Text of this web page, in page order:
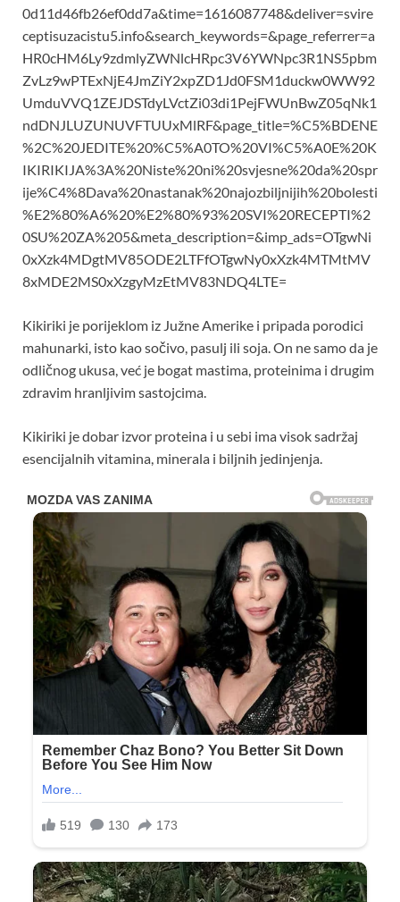
0d11d46fb26ef0dd7a&time=1616087748&deliver=svire
ceptisuzacistu5.info&search_keywords=&page_referrer=a
HR0cHM6Ly9zdmlyZWNlcHRpc3V6YWNpc3R1NS5pbm
ZvLz9wPTExNjE4JmZiY2xpZD1Jd0FSM1duckw0WW92
UmduVVQ1ZEJDSTdyLVctZi03di1PejFWUnBwZ05qNk1
ndDNJLUZUNUVFTUUxMlRF&page_title=%C5%BDENE
%2C%20JEDITE%20%C5%A0TO%20VI%C5%A0E%20K
IKIRIKIJA%3A%20Niste%20ni%20svjesne%20da%20spr
ije%C4%8Dava%20nastanak%20najozbiljnijih%20bolesti
%E2%80%A6%20%E2%80%93%20SVI%20RECEPTI%2
0SU%20ZA%205&meta_description=&imp_ads=OTgwNi
0xXzk4MDgtMV85ODE2LTFfOTgwNy0xXzk4MTMtMV
8xMDE2MS0xXzgyMzEtMV83NDQ4LTE=
Kikiriki je porijeklom iz Južne Amerike i pripada porodici
mahunarki, isto kao sočivo, pasulj ili soja. On ne samo da je
odličnog ukusa, već je bogat mastima, proteinima i drugim
zdravim hranljivim sastojcima.
Kikiriki je dobar izvor proteina i u sebi ima visok sadržaj
esencijalnih vitamina, minerala i biljnih jedinjenja.